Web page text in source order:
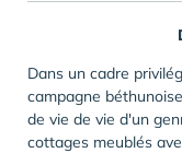
Dans un cadre
campagne
de vie de vie d'un
cottages meublés